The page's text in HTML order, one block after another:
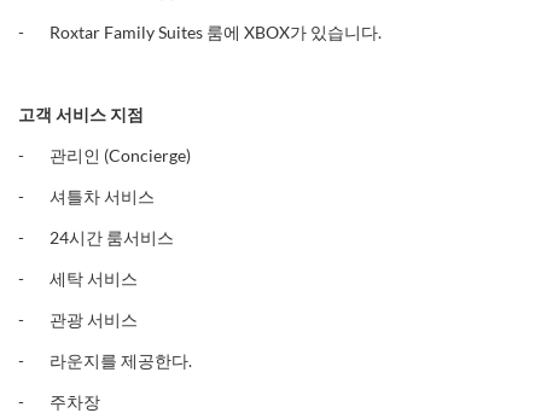
- Roxtar Family Suites 룸에 XBOX가 있습니다.
고객 서비스 지점
- 관리인 (Concierge)
- 셔틀차 서비스
- 24시간 룸서비스
- 세탁 서비스
- 관광 서비스
- 라운지를 제공한다.
- 주차장